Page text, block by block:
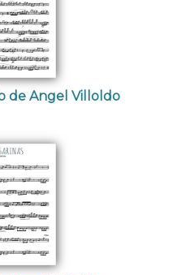
de Angel Villoldo